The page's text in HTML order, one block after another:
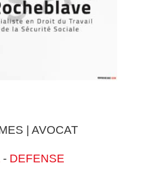
| AVOCAT
- DEFENSE